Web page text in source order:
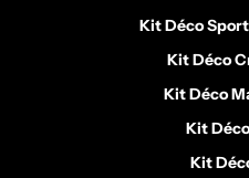
Kit Déco
Kit Déco
Kit Déco
Kit
Kit